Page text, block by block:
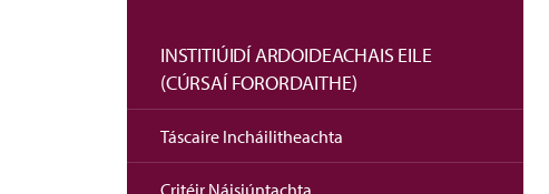
INSTITIÚIDÍ ARDOIDEACHAIS EILE
(CÚRSAÍ FORORDAITHE)
Táscaire Incháilitheachta
Critéir Náisiúntachta